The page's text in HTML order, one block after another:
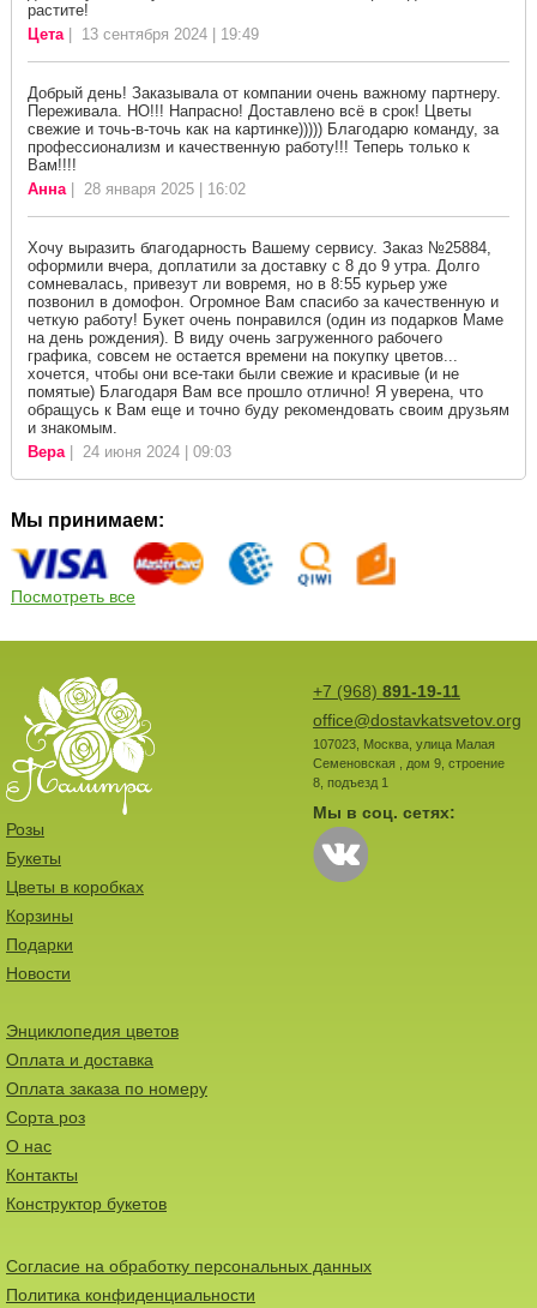
растите!
Цета| 13 сентября 2024 | 19:49
Добрый день! Заказывала от компании очень важному партнеру.
Переживала. НО!!! Напрасно! Доставлено всё в срок! Цветы
свежие и точь-в-точь как на картинке))))) Благодарю команду, за
профессионализм и качественную работу!!! Теперь только к
Вам!!!!
Анна| 28 января 2025 | 16:02
Хочу выразить благодарность Вашему сервису. Заказ №25884,
оформили вчера, доплатили за доставку с 8 до 9 утра. Долго
сомневалась, привезут ли вовремя, но в 8:55 курьер уже
позвонил в домофон. Огромное Вам спасибо за качественную и
четкую работу! Букет очень понравился (один из подарков Маме
на день рождения). В виду очень загруженного рабочего
графика, совсем не остается времени на покупку цветов...
хочется, чтобы они все-таки были свежие и красивые (и не
помятые) Благодаря Вам все прошло отлично! Я уверена, что
обращусь к Вам еще и точно буду рекомендовать своим друзьям
и знакомым.
Вера| 24 июня 2024 | 09:03
Мы принимаем:
Посмотреть все
+7 (968) 891-19-11
office@dostavkatsvetov.org
107023, Москва, улица Малая
Семеновская , дом 9, строение
8, подъезд 1
Мы в соц. сетях:
Розы
Букеты
Цветы в коробках
Корзины
Подарки
Новости
Энциклопедия цветов
Оплата и доставка
Оплата заказа по номеру
Сорта роз
О нас
Контакты
Конструктор букетов
Согласие на обработку персональных данных
Политика конфиденциальности